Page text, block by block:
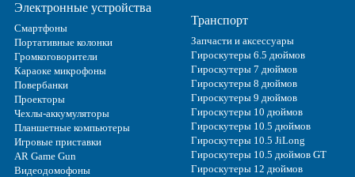
Электронные устройства
Смартфоны
Портативные колонки
Громкоговорители
Караоке микрофоны
Повербанки
Проекторы
Чехлы-аккумуляторы
Планшетные компьютеры
Игровые приставки
AR Game Gun
Видеодомофоны
Транспорт
Запчасти и аксессуары
Гироскутеры 6.5 дюймов
Гироскутеры 7 дюймов
Гироскутеры 8 дюймов
Гироскутеры 9 дюймов
Гироскутеры 10 дюймов
Гироскутеры 10.5 дюймов
Гироскутеры 10.5 JiLong
Гироскутеры 10.5 дюймов GT
Гироскутеры 12 дюймов